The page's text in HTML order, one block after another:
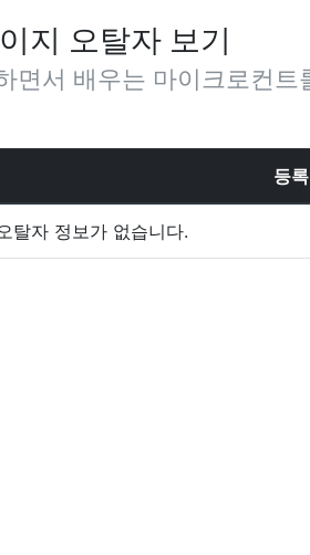
지 오탈자 보기
면서 배우는 마이크로컨트
등
탈자 정보가 없습니다.